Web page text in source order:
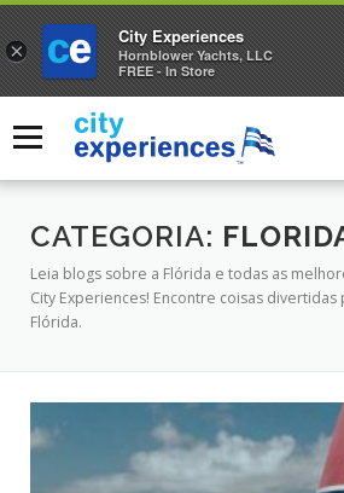
para
conteúdo
Menu
CATEGORIA:
Leia blogs sobre a Flórida e todas as
City Experiences! Encontre coisas divertidas
Flórida.
×
City Experiences
Hornblower Yachts, LLC
FREE - In Store